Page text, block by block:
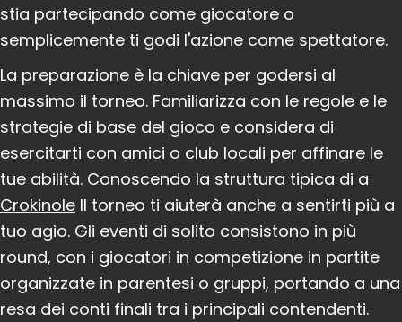
stia partecipando come giocatore o
semplicemente ti godi l'azione come spettatore.
La preparazione è la chiave per godersi al
massimo il torneo. Familiarizza con le regole e le
strategie di base del gioco e considera di
esercitarti con amici o club locali per affinare le
tue abilità. Conoscendo la struttura tipica di a
Crokinole Il torneo ti aiuterà anche a sentirti più a
tuo agio. Gli eventi di solito consistono in più
round, con i giocatori in competizione in partite
organizzate in parentesi o gruppi, portando a una
resa dei conti finali tra i principali contendenti.